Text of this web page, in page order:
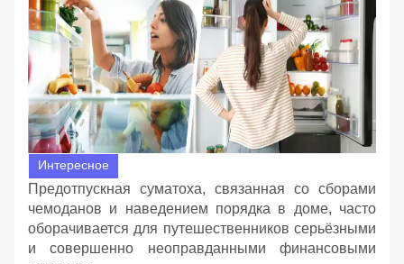
Интересное
Предотпускная суматоха, связанная со сборами
чемоданов и наведением порядка в доме, часто
оборачивается для путешественников серьёзными
и совершенно неоправданными финансовыми